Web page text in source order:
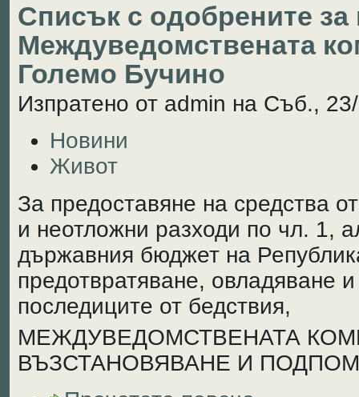
Списък с одобрените
Междуведомствената
Големо Бучино
Изпратено от admin на Съб.,
Новини
Живот
За предоставяне на средства
и неотложни разходи по чл. 1,
държавния бюджет на
предотвратяване, овладяване
последиците от бедствия,
МЕЖДУВЕДОМСТВЕНАТА
ВЪЗСТАНОВЯВАНЕ И